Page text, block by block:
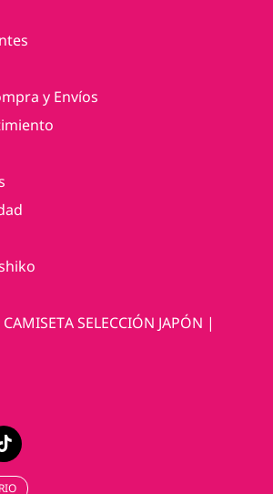
y Envíos
SELECCIÓN JAPÓN |